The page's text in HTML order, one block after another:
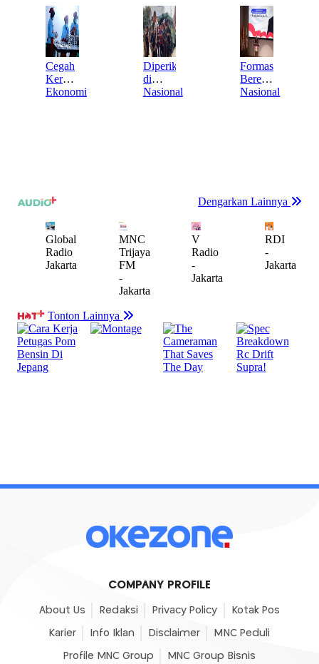
COMPANY PROFILE
About Us Redaksi Privacy Policy Kotak Pos
Karier Info Iklan Disclaimer MNC Peduli
Profile MNC Group MNC Group Bisnis